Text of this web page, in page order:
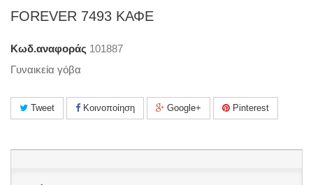
FOREVER 7493 ΚΑΦΕ
Κωδ.αναφοράς 101887
Γυναικεία γόβα
Tweet Κοινοποίηση Google+ Pinterest